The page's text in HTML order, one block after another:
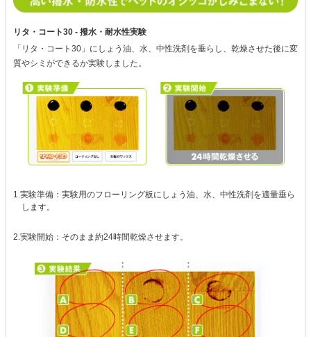
リタ・コート30 - 撥水・耐水性実験
「リタ・コート30」にしょう油、水、中性洗剤を垂らし、乾燥させた後に変
質やシミができるか実験しました。
1.実験準備：実験用のフローリング板にしょう油、水、中性洗剤を適量垂ら
します。
2.実験開始：そのまま約24時間乾燥させます。